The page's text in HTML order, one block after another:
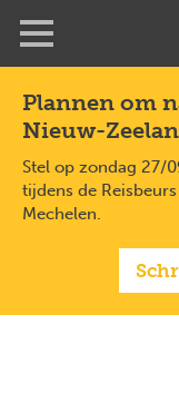
inhoud
gaan
Plannen om
Nieuw-
Stel op zondag 27/
tijdens de
Mechelen.